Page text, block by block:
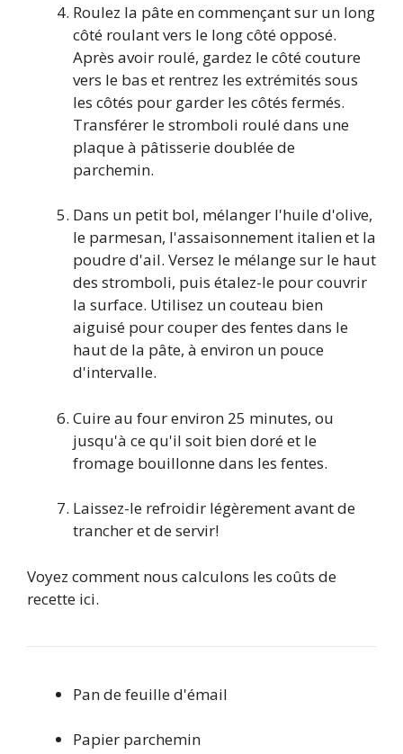
Roulez la pâte en commençant sur un long
côté roulant vers le long côté opposé.
Après avoir roulé, gardez le côté couture
vers le bas et rentrez les extrémités sous
les côtés pour garder les côtés fermés.
Transférer le stromboli roulé dans une
plaque à pâtisserie doublée de
parchemin.
Dans un petit bol, mélanger l'huile d'olive,
le parmesan, l'assaisonnement italien et la
poudre d'ail. Versez le mélange sur le haut
des stromboli, puis étalez-le pour couvrir
la surface. Utilisez un couteau bien
aiguisé pour couper des fentes dans le
haut de la pâte, à environ un pouce
d'intervalle.
Cuire au four environ 25 minutes, ou
jusqu'à ce qu'il soit bien doré et le
fromage bouillonne dans les fentes.
Laissez-le refroidir légèrement avant de
trancher et de servir!
Voyez comment nous calculons les coûts de
recette ici.
Pan de feuille d'émail
Papier parchemin